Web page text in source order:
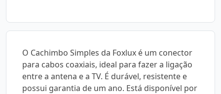
O Cachimbo Simples da Foxlux é um conector
para cabos coaxiais, ideal para fazer a ligação
entre a antena e a TV. É durável, resistente e
possui garantia de um ano. Está disponível por